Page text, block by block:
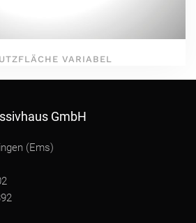
VARIABEL
GmbH
(Ems)